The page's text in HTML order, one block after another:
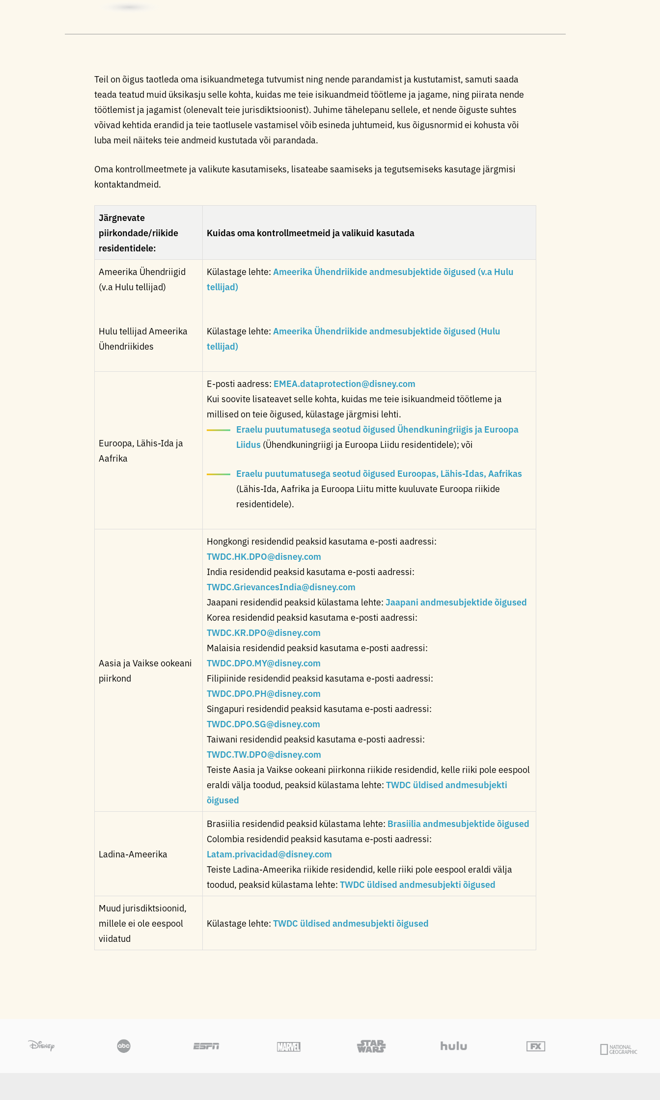
Teil on õigus taotleda oma isikuandmetega tutvumist ning nende parandamist ja kustutamist, samuti saada
teada teatud muid üksikasju selle kohta, kuidas me teie isikuandmeid töötleme ja jagame, ning piirata nende
töötlemist ja jagamist (olenevalt teie jurisdiktsioonist). Juhime tähelepanu sellele, et nende õiguste suhtes
võivad kehtida erandid ja teie taotlusele vastamisel võib esineda juhtumeid, kus õigusnormid ei kohusta või
luba meil näiteks teie andmeid kustutada või parandada.
Oma kontrollmeetmete ja valikute kasutamiseks, lisateabe saamiseks ja tegutsemiseks kasutage järgmisi
kontaktandmeid.
Järgnevate
piirkondade/riikide
residentidele:
Kuidas oma kontrollmeetmeid ja valikuid kasutada
Ameerika Ühendriigid
(v.a Hulu tellijad)
Hulu tellijad Ameerika
Ühendriikides
Külastage lehte:Ameerika Ühendriikide andmesubjektide õigused (v.a Hulu
tellijad)
Külastage lehte:Ameerika Ühendriikide andmesubjektide õigused (Hulu
tellijad)
Euroopa, Lähis-Ida ja
Aafrika
E-posti aadress: EMEA.dataprotection@disney.com
Kui soovite lisateavet selle kohta, kuidas me teie isikuandmeid töötleme ja
millised on teie õigused, külastage järgmisi lehti.
Eraelu puutumatusega seotud õigused Ühendkuningriigis ja Euroopa
Liidus(Ühendkuningriigi ja Euroopa Liidu residentidele); või
Eraelu puutumatusega seotud õigused Euroopas, Lähis-Idas, Aafrikas
(Lähis-Ida, Aafrika ja Euroopa Liitu mitte kuuluvate Euroopa riikide
residentidele).
Aasia ja Vaikse ookeani
piirkond
Hongkongi residendid peaksid kasutama e-posti aadressi:
TWDC.HK.DPO@disney.com
India residendid peaksid kasutama e-posti aadressi:
TWDC.GrievancesIndia@disney.com
Jaapani residendid peaksid külastama lehte:Jaapani andmesubjektide õigused
Korea residendid peaksid kasutama e-posti aadressi:
TWDC.KR.DPO@disney.com
Malaisia residendid peaksid kasutama e-posti aadressi:
TWDC.DPO.MY@disney.com
Filipiinide residendid peaksid kasutama e-posti aadressi:
TWDC.DPO.PH@disney.com
Singapuri residendid peaksid kasutama e-posti aadressi:
TWDC.DPO.SG@disney.com
Taiwani residendid peaksid kasutama e-posti aadressi:
TWDC.TW.DPO@disney.com
Teiste Aasia ja Vaikse ookeani piirkonna riikide residendid, kelle riiki pole eespool
eraldi välja toodud, peaksid külastama lehte:TWDC üldised andmesubjekti
õigused
Ladina-Ameerika
Brasiilia residendid peaksid külastama lehte: Brasiilia andmesubjektide õigused
Colombia residendid peaksid kasutama e-posti aadressi:
Latam.privacidad@disney.com
Teiste Ladina-Ameerika riikide residendid, kelle riiki pole eespool eraldi välja
toodud, peaksid külastama lehte:TWDC üldised andmesubjekti õigused
Muud jurisdiktsioonid,
millele ei ole eespool
viidatud
Külastage lehte:TWDC üldised andmesubjekti õigused